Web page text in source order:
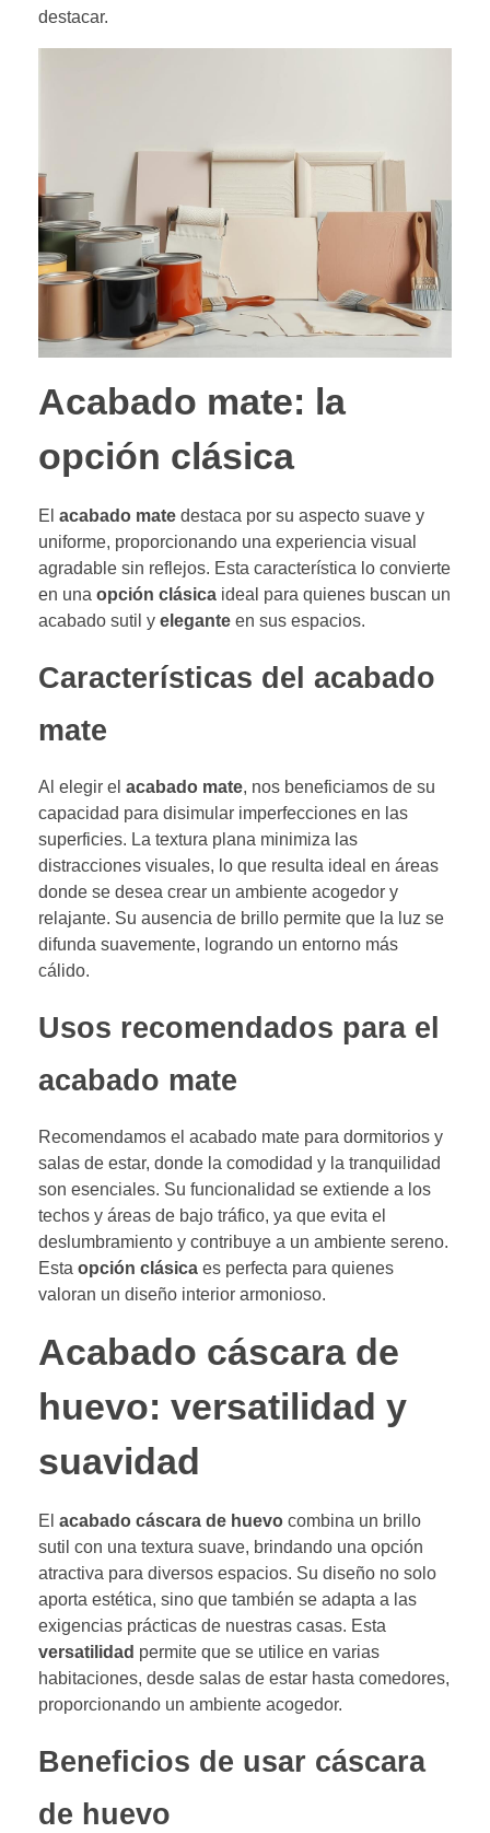
destacar.
Acabado mate: la
opción clásica
El acabado mate destaca por su aspecto suave y
uniforme, proporcionando una experiencia visual
agradable sin reflejos. Esta característica lo convierte
en una opción clásica ideal para quienes buscan un
acabado sutil y elegante en sus espacios.
Características del acabado
mate
Al elegir el acabado mate, nos beneficiamos de su
capacidad para disimular imperfecciones en las
superficies. La textura plana minimiza las
distracciones visuales, lo que resulta ideal en áreas
donde se desea crear un ambiente acogedor y
relajante. Su ausencia de brillo permite que la luz se
difunda suavemente, logrando un entorno más
cálido.
Usos recomendados para el
acabado mate
Recomendamos el acabado mate para dormitorios y
salas de estar, donde la comodidad y la tranquilidad
son esenciales. Su funcionalidad se extiende a los
techos y áreas de bajo tráfico, ya que evita el
deslumbramiento y contribuye a un ambiente sereno.
Esta opción clásica es perfecta para quienes
valoran un diseño interior armonioso.
Acabado cáscara de
huevo: versatilidad y
suavidad
El acabado cáscara de huevo combina un brillo
sutil con una textura suave, brindando una opción
atractiva para diversos espacios. Su diseño no solo
aporta estética, sino que también se adapta a las
exigencias prácticas de nuestras casas. Esta
versatilidad permite que se utilice en varias
habitaciones, desde salas de estar hasta comedores,
proporcionando un ambiente acogedor.
Beneficios de usar cáscara
de huevo